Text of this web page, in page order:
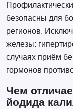
безопасны для
регионов.
железы:
случаях приём
гормонов
Чем
йодида